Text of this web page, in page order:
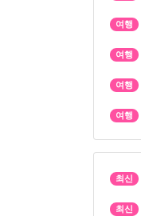
여행
여행
여행
여행
최신
최신